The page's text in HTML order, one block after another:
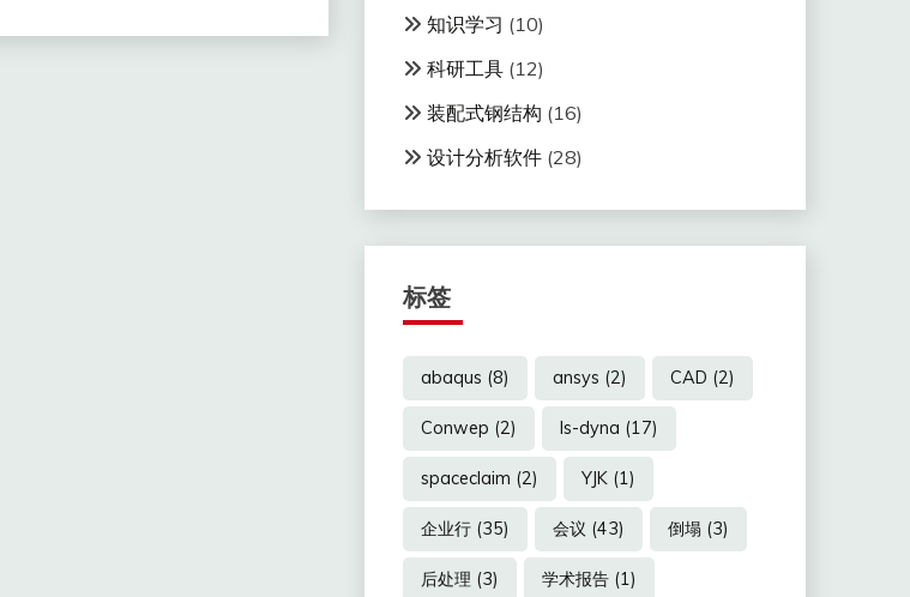
知识学习 (10)
科研工具(12)
装配式钢结构 (16)
设计分析软件(28)
标签
abaqus (8) ansys (2) CAD (2)
Conwep (2) ls-dyna (17)
spaceclaim (2) YJK(1)
企业行(35) 会议 (43) 倒塌 (3)
后处理 (3) 学术报告(1)